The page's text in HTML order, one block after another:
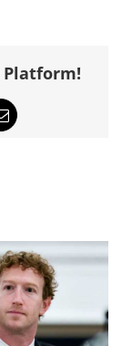
Platform!
Email